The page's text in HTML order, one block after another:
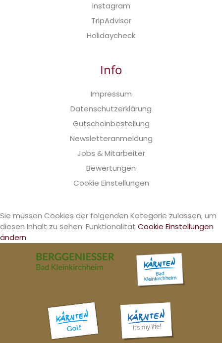
Instagram
TripAdvisor
Holidaycheck
Info
Impressum
Datenschutzerklärung
Gutscheinbestellung
Newsletteranmeldung
Jobs & Mitarbeiter
Bewertungen
Cookie Einstellungen
Sie müssen Cookies der folgenden Kategorie zulassen, um
diesen Inhalt zu sehen: Funktionalität Cookie Einstellungen
ändern